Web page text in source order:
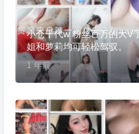
小仓千代w 粉丝百万的大V
姐和萝莉均可轻松驾驭。
1 年前